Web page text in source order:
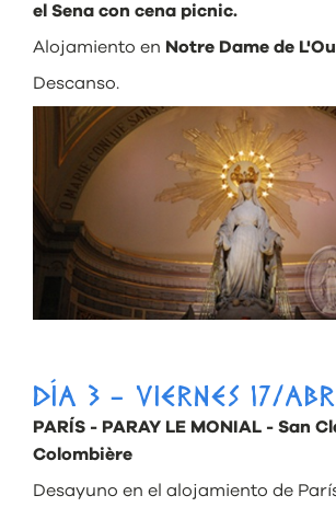
el Sena con cena picnic.
Alojamiento en Notre Dame de
Descanso.
DÍA 3 - VIERNES 17/
PARÍS - PARAY LE MONIAL - San
Colombière
Desayuno en el alojamiento de